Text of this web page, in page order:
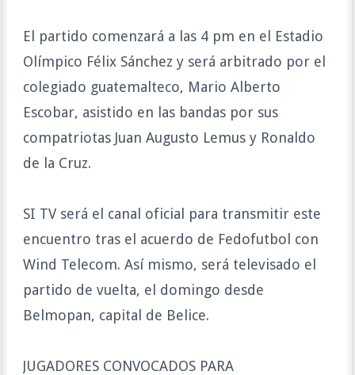
El partido comenzará a las 4 pm en el Estadio
Olímpico Félix Sánchez y será arbitrado por el
colegiado guatemalteco, Mario Alberto
Escobar, asistido en las bandas por sus
compatriotas Juan Augusto Lemus y Ronaldo
de la Cruz.
SI TV será el canal oficial para transmitir este
encuentro tras el acuerdo de Fedofutbol con
Wind Telecom. Así mismo, será televisado el
partido de vuelta, el domingo desde
Belmopan, capital de Belice.
JUGADORES CONVOCADOS PARA